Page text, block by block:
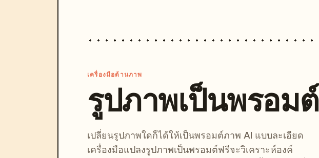
เครื่องมือด้านภาพ
รูปภาพเป็นพรอมต์
เปลี่ยนรูปภาพใดก็ได้ให้เป็นพรอมต์ภาพ AI แบบละเอียด
เครื่องมือแปลงรูปภาพเป็นพรอมต์ฟรีจะวิเคราะห์องค์